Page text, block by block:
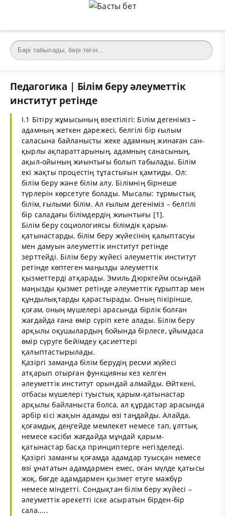
Педагогика | Білім беру әлеуметтік
институт ретінде
І.1 Бітіру жұмысының өзектілігі: Білім дегеніміз –
адамның жеткен дәрежесі, белгілі бір ғылым
саласына байланысты жеке адамның жинаған сан-
қырлы ақпараттарының, адамның санасының,
ақыл-ойының жиынтығы болып табылады. Білім
екі жақты процестің тұтастығын қамтиды. Ол:
білім беру және білім алу. Білімнің бірнеше
түрлерін көрсетуге болады. Мысалы: тұрмыстық
білім, ғылыми білім. Ал ғылым дегеніміз – белгілі
бір саладағы білімдердің жиынтығы [1].
Білім беру социологиясы білімдік қарым-
қатынастарды, білім беру жүйесінің қалыптасуы
мен дамуын әлеуметтік институт ретінде
зерттейді. Білім беру жүйесі әлеуметтік институт
ретінде көптеген маңызды әлеуметтік
қызметтерді атқарады. Эмиль Дюркгейм осындай
маңызды қызмет ретінде әлеуметтік ғұрыптар мен
құндылықтарды қарастырады. Оның пікірінше,
қоғам, оның мүшелері арасында бірлік болған
жағдайда ғана өмір сүріп кете алады. Білім беру
арқылы оқушылардың бойында бірлесе, ұйымдаса
өмір сүруге бейімдеу қасиеттері
қалыптастырылады.
Қазіргі заманда білім берудің ресми жүйесі
атқарып отырған функцияны кез келген
әлеуметтік институт орындай алмайды. Өйткені,
отбасы мүшелері туыстық қарым-қатынастар
арқылы байланыста болса, ал құрдастар арасында
әрбір кісі жақын адамды өзі таңдайды. Алайда,
қоғамдық деңгейде мемлекет немесе тап, ұлттық
немесе кәсіби жағдайда мұндай қарым-
қатынастар басқа принциптерге негізделеді.
Қазіргі заманғы қоғамда адамдар туысқан немесе
өзі ұнататын адамдармен емес, оған мүлде қатысы
жоқ, бөгде адамдармен қызмет етуге мәжбүр
немесе міндетті. Сондықтан білім беру жүйесі –
әлеуметтік әрекетті іске асыратын бірден-бір
сала.....